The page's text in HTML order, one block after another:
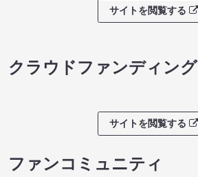
サイトを閲覧する
クラウドファンディング
サイトを閲覧する
ファンコミュニティ